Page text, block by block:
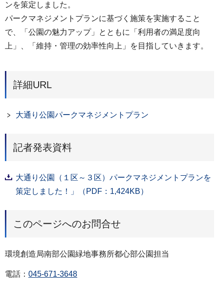
ンを策定しました。
パークマネジメントプランに基づく施策を実施すること
で、「公園の魅力アップ」とともに「利用者の満足度向
上」、「維持・管理の効率性向上」を目指していきます。
詳細URL
大通り公園パークマネジメントプラン
記者発表資料
大通り公園（１区～３区）パークマネジメントプランを
策定しました！」（PDF：1,424KB）
このページへのお問合せ
環境創造局南部公園緑地事務所都心部公園担当
電話： 045-671-3648